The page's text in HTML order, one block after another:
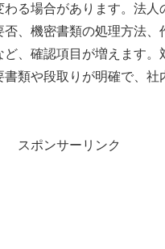
る場合があります。法人
否、機密書類の処理方法、
ど、確認項目が増えます。
書類や段取りが明確で、社
スポンサーリンク